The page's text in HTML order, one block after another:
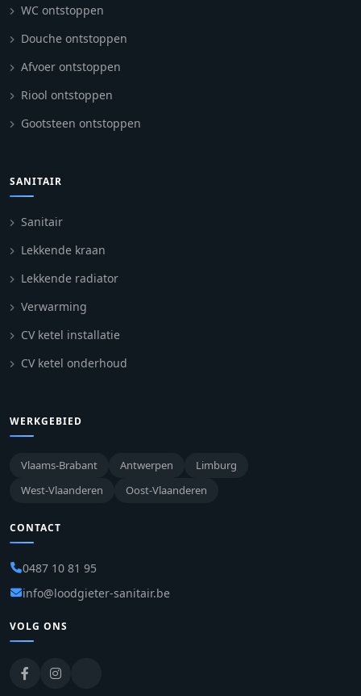
WC ontstoppen
Douche ontstoppen
Afvoer ontstoppen
Riool ontstoppen
Gootsteen ontstoppen
SANITAIR
Sanitair
Lekkende kraan
Lekkende radiator
Verwarming
CV ketel installatie
CV ketel onderhoud
WERKGEBIED
Vlaams-Brabant Antwerpen
Limburg
West-Vlaanderen
Oost-Vlaanderen
CONTACT
0487 10 81 95
info@loodgieter-sanitair.be
VOLG ONS